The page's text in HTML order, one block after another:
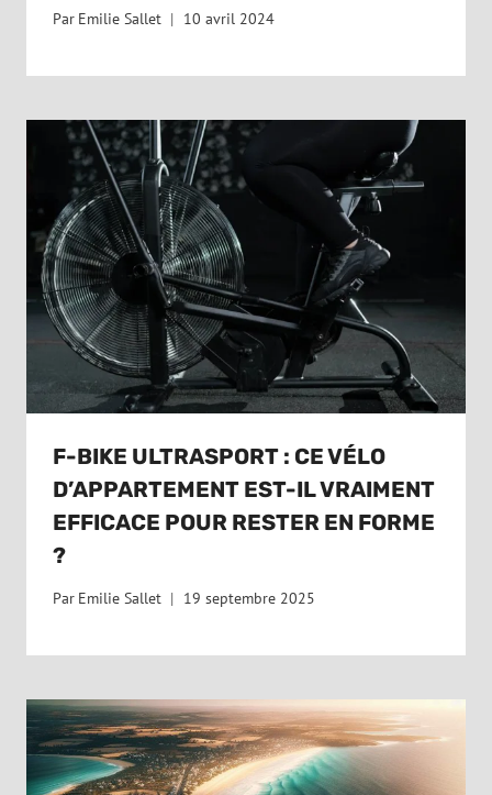
Par Emilie Sallet 10 avril 2024
F-BIKE ULTRASPORT : CE VÉLO
D’APPARTEMENT EST-IL VRAIMENT
EFFICACE POUR RESTER EN FORME
?
Par Emilie Sallet 19 septembre 2025